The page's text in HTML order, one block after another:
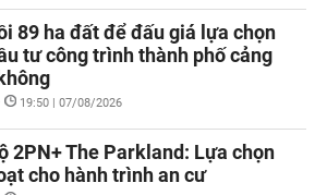
89 ha đất để đấu giá lựa chọn
tư công trình thành phố cảng
19:50 | 07/08/2026
2PN+ The Parkland: Lựa chọn
cho hành trình an cư